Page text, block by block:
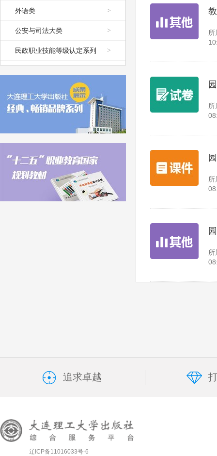
外语类 >
公安与司法大类 >
民政职业技能等级认定系列 >
所
所
所
所
追求卓越
辽ICP备11016033号-6